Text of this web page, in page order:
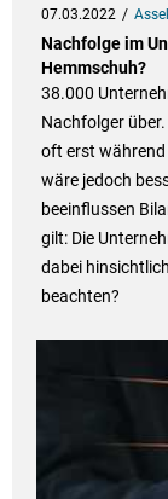
07.03.2022
Nachfolge im
Hemmschuh?
38.000
Nachfolger
oft erst während
wäre jedoch
beeinflussen
gilt: Die
dabei
beachten?